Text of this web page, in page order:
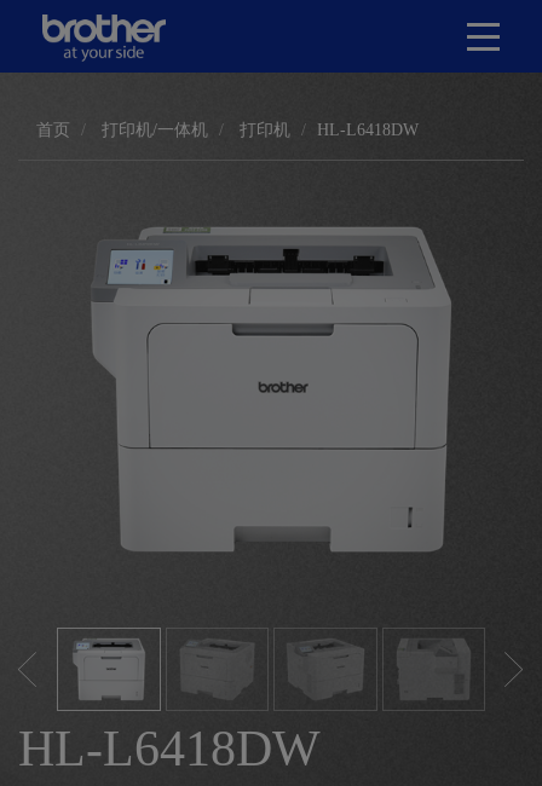
首页 打印机/一体机 打印机 HL-L6418DW
HL-L6418DW